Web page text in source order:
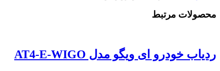
محصولات مرتبط
ردیاب خودرو ای ویگو مدل AT4-E-WIGO